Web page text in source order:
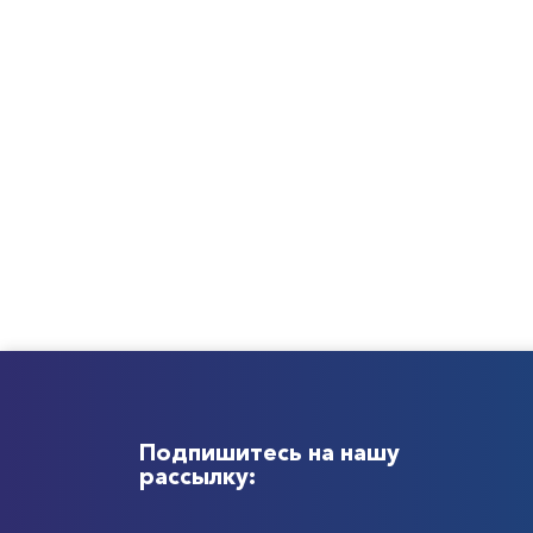
Подпишитесь на нашу
рассылку: